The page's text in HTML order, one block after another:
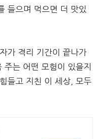
들으며 먹으면 더 맛있
가 격리 기간이 끝나가
는 어떤 모험이 있을지
들고 지친 이 세상, 모두